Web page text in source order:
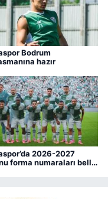
Bodrum
hazır
2026-2027
forma numaraları belli